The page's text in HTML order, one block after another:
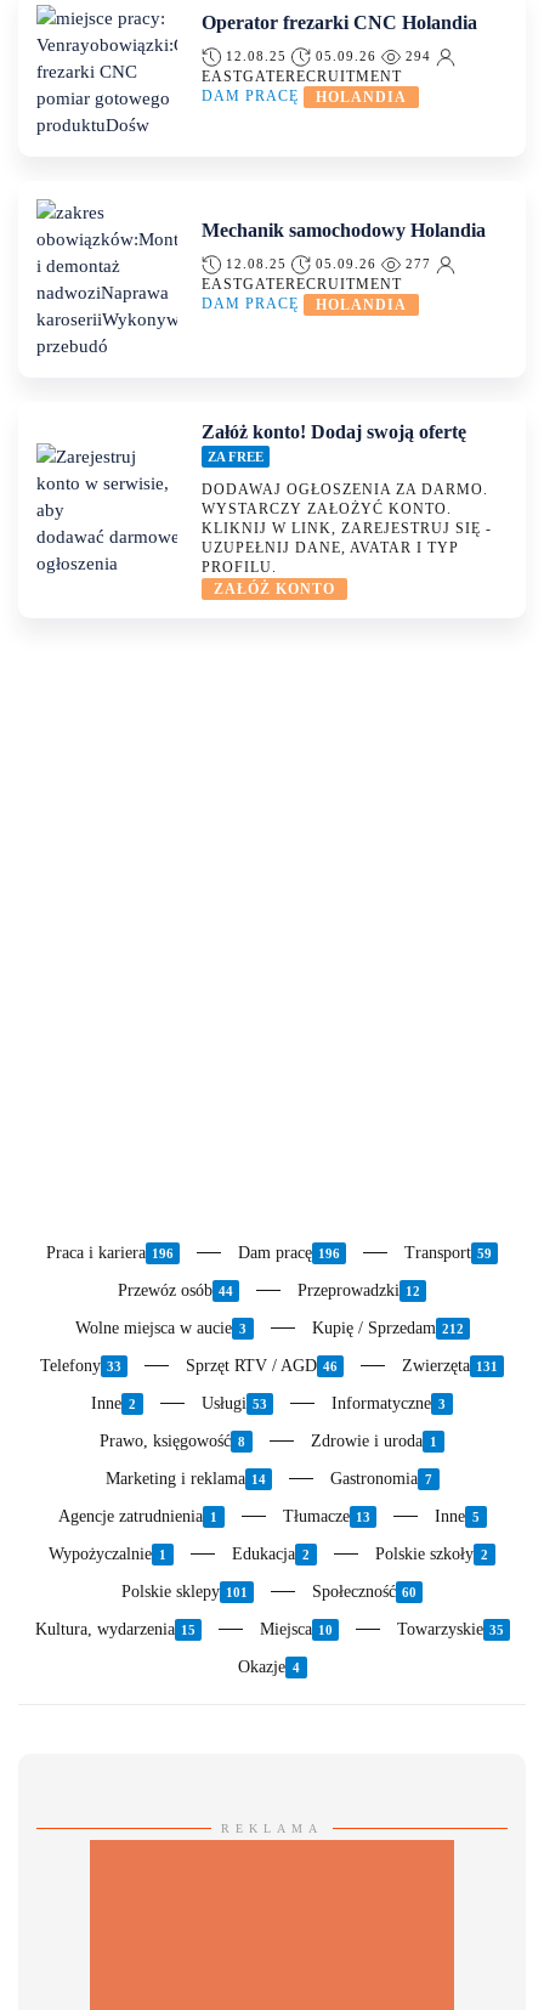
Operator frezarki CNC Holandia
12.08.25 05.09.26 294
EASTGATERECRUITMENT
DAM PRACĘ
HOLANDIA
Mechanik samochodowy Holandia
12.08.25 05.09.26 277
EASTGATERECRUITMENT
DAM PRACĘ
HOLANDIA
Załóż konto! Dodaj swoją ofertę
ZA FREE
DODAWAJ OGŁOSZENIA ZA DARMO.
WYSTARCZY ZAŁOŻYĆ KONTO.
KLIKNIJ W LINK, ZAREJESTRUJ SIĘ -
UZUPEŁNIJ DANE, AVATAR I TYP
PROFILU.
ZAŁÓŻ KONTO
Praca i kariera 196 Dam pracę 196 Transport 59
Przewóz osób 44 Przeprowadzki 12
Wolne miejsca w aucie 3 Kupię / Sprzedam 212
Telefony 33 Sprzęt RTV / AGD 46 Zwierzęta 131
Inne 2 Usługi 53 Informatyczne 3
Prawo, księgowość 8 Zdrowie i uroda 1
Marketing i reklama 14 Gastronomia 7
Agencje zatrudnienia 1 Tłumacze 13 Inne 5
Wypożyczalnie 1 Edukacja 2 Polskie szkoły 2
Polskie sklepy 101 Społeczność 60
Kultura, wydarzenia 15 Miejsca 10 Towarzyskie 35
Okazje 4
REKLAMA